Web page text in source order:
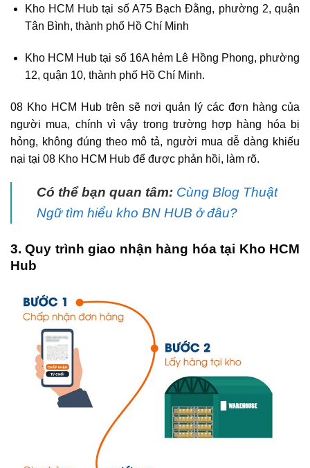
Kho HCM Hub tại số A75 Bạch Đằng, phường 2, quận
Tân Bình, thành phố Hồ Chí Minh
Kho HCM Hub tại số 16A hẻm Lê Hồng Phong, phường
12, quận 10, thành phố Hồ Chí Minh.
08 Kho HCM Hub trên sẽ nơi quản lý các đơn hàng của
người mua, chính vì vậy trong trường hợp hàng hóa bị
hỏng, không đúng theo mô tả, người mua dễ dàng khiếu
nại tại 08 Kho HCM Hub để được phản hồi, làm rõ.
Có thể bạn quan tâm: Cùng Blog Thuật
Ngữ tìm hiểu kho BN HUB ở đâu?
3. Quy trình giao nhận hàng hóa tại Kho HCM
Hub